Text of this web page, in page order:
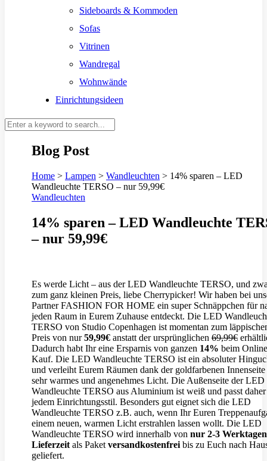
Sideboards & Kommoden
Sofas
Vitrinen
Wandregal
Wohnwände
Einrichtungsideen
Blog Post
Home > Lampen > Wandleuchten > 14% sparen – LED
Wandleuchte TERSO – nur 59,99€
Wandleuchten
14% sparen – LED Wandleuchte
– nur 59,99€
Es werde Licht – aus der LED Wandleuchte TERSO, und
zum ganz kleinen Preis, liebe Cherrypicker! Wir haben bei
Partner FASHION FOR HOME ein super Schnäppchen für
jeden Raum in Eurem Zuhause entdeckt. Die LED
TERSO von Studio Copenhagen ist momentan zum
Preis von nur59,99€ anstatt der ursprünglichen 69,99€
Dadurch habt Ihr eine Ersparnis von ganzen 14% beim Online
Kauf. Die LED Wandleuchte TERSO ist ein absoluter
und verleiht Eurem Räumen dank der goldfarbenen
sehr warmes und angenehmes Licht. Die Außenseite der LED
Wandleuchte TERSO aus Aluminium ist weiß und passt
jedem Einrichtungsstil. Besonders gut eignet sich die LED
Wandleuchte TERSO z.B. auch, wenn Ihr Euren
einem neuen, warmen Licht erstrahlen lassen wollt. Die LED
Wandleuchte TERSO wird innerhalb von nur 2-3 Werktagen
Lieferzeit als Paket versandkostenfrei bis zu Euch nach
geliefert.